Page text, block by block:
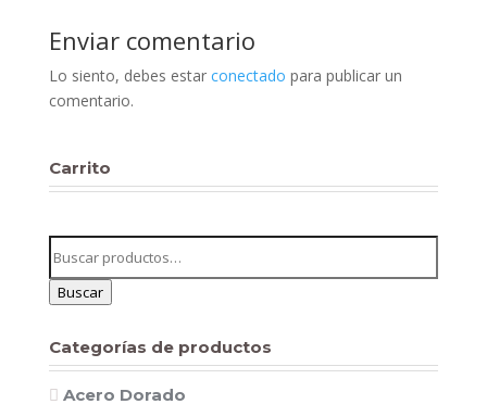
Enviar comentario
Lo siento, debes estar conectado para publicar un
comentario.
Carrito
por:
Buscar
Categorías de productos
Acero Dorado